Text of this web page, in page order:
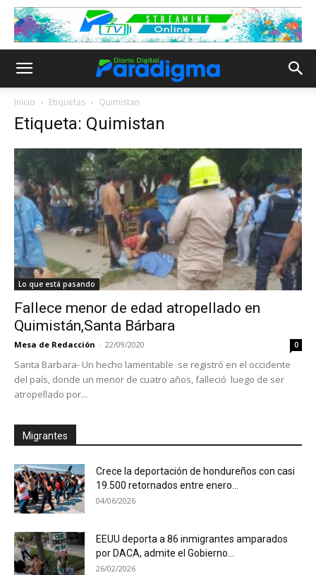
Inicio Etiquetas Quimistan
Etiqueta: Quimistan
Lo que está pasando
Fallece menor de edad atropellado en
Quimistán,Santa Bárbara
Mesa de Redacción - 22/09/2020 0
Santa Barbara- Un hecho lamentable se registró en el occidente
del país, donde un menor de cuatro años, falleció luego de ser
atropellado por...
Migrantes
Crece la deportación de hondureños con casi
19.500 retornados entre enero...
04/06/2026
EEUU deporta a 86 inmigrantes amparados
por DACA, admite el Gobierno...
26/02/2026